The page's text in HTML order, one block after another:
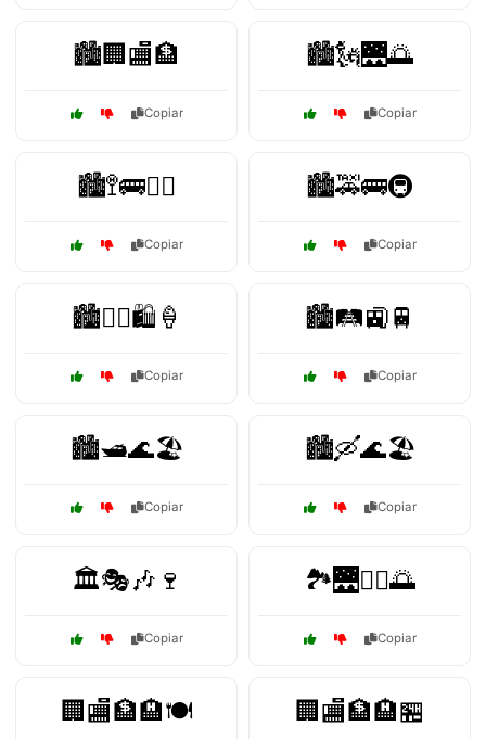
🏙️🏢🏬🏦
Copiar
🏙️🗽🌉🌅
Copiar
🏙️🚏🚌🚶‍♀️
Copiar
🏙️🚕🚌🚇
Copiar
🏙️🚶‍♂️🛍️🍦
Copiar
🏙️🛤️🚉🚆
Copiar
🏙️🛥️🌊🏖️
Copiar
🏙️🛶🌊🏖️
Copiar
🏛️🎭🎶🍷
Copiar
🏞️🌉🚶‍♀️🌅
Copiar
🏢🏬🏦🏨🍽️ 🏢🏬🏦🏨🏪